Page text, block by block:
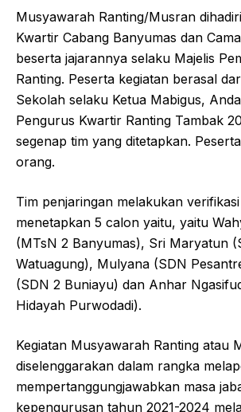
Musyawarah Ranting/Musran
Kwartir Cabang Banyumas dan
beserta jajarannya selaku Majelis
Ranting. Peserta kegiatan berasal
Sekolah selaku Ketua Mabigus,
Pengurus Kwartir Ranting Tambak
segenap tim yang ditetapkan.
orang.
Tim penjaringan melakukan
menetapkan 5 calon yaitu, yaitu
(MTsN 2 Banyumas), Sri Maryatun
Watuagung), Mulyana (SDN
(SDN 2 Buniayu) dan Anhar
Hidayah Purwodadi).
Kegiatan Musyawarah Ranting atau
diselenggarakan dalam rangka
mempertanggungjawabkan masa
kepengurusan tahun 2021-2024